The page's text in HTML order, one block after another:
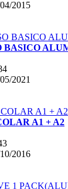
2015
BASICO
2021
A1 + A2
2016